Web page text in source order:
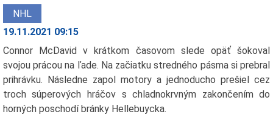
NHL
19.11.2021 09:15
Connor McDavid v krátkom časovom slede opäť šokoval
svojou prácou na ľade. Na začiatku stredného pásma si prebral
prihrávku. Následne zapol motory a jednoducho prešiel cez
troch súperových hráčov s chladnokrvným zakončením do
horných poschodí bránky Hellebuycka.